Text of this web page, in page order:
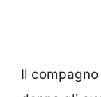
Il